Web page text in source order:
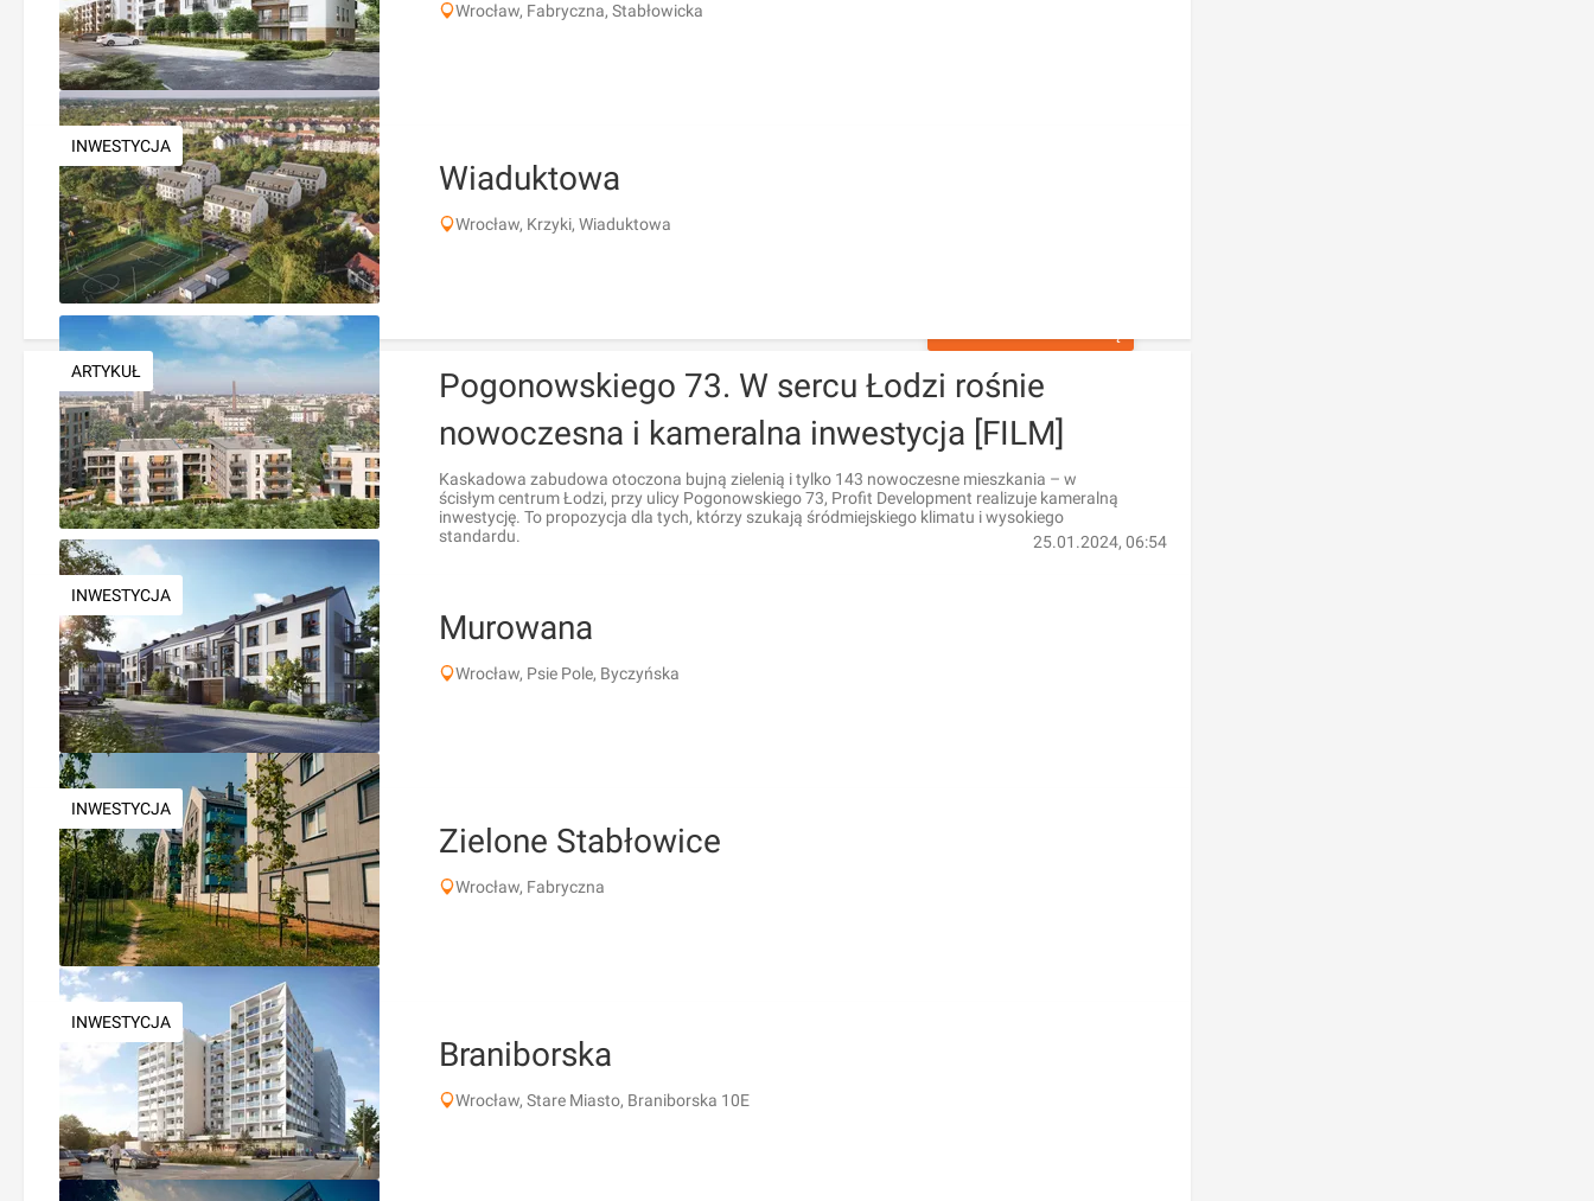
Wrocław, Fabryczna, Stabłowicka
INWESTYCJA
Wiaduktowa
Wrocław, Krzyki, Wiaduktowa
ARTYKUŁ
Pogonowskiego 73. W sercu Łodzi rośnie
nowoczesna i kameralna inwestycja [FILM]
Kaskadowa zabudowa otoczona bujną zielenią i tylko 143 nowoczesne mieszkania – w
ścisłym centrum Łodzi, przy ulicy Pogonowskiego 73, Profit Development realizuje kameralną
inwestycję. To propozycja dla tych, którzy szukają śródmiejskiego klimatu i wysokiego
standardu.
25.01.2024, 06:54
INWESTYCJA
Murowana
Wrocław, Psie Pole, Byczyńska
INWESTYCJA
Zielone Stabłowice
Wrocław, Fabryczna
INWESTYCJA
Braniborska
Wrocław, Stare Miasto, Braniborska 10E